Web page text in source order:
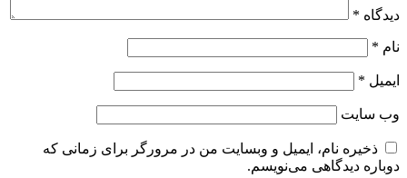
دیدگاه *
نام *
ایمیل *
وب‌ سایت
ذخیره نام، ایمیل و وبسایت من در مرورگر برای زمانی که
دوباره دیدگاهی می‌نویسم.